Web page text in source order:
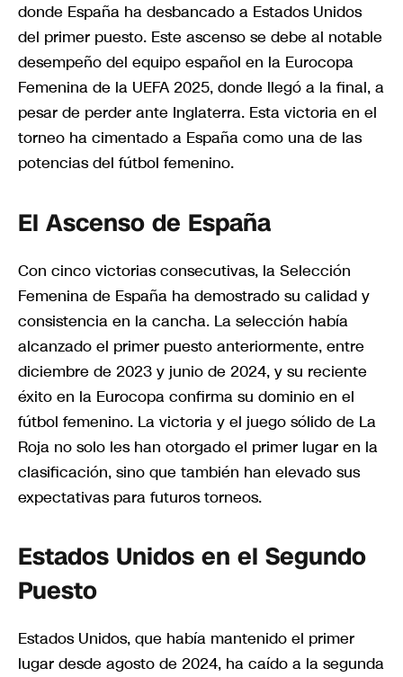
donde España ha desbancado a Estados Unidos
del primer puesto. Este ascenso se debe al notable
desempeño del equipo español en la Eurocopa
Femenina de la UEFA 2025, donde llegó a la final, a
pesar de perder ante Inglaterra. Esta victoria en el
torneo ha cimentado a España como una de las
potencias del fútbol femenino.
El Ascenso de España
Con cinco victorias consecutivas, la Selección
Femenina de España ha demostrado su calidad y
consistencia en la cancha. La selección había
alcanzado el primer puesto anteriormente, entre
diciembre de 2023 y junio de 2024, y su reciente
éxito en la Eurocopa confirma su dominio en el
fútbol femenino. La victoria y el juego sólido de La
Roja no solo les han otorgado el primer lugar en la
clasificación, sino que también han elevado sus
expectativas para futuros torneos.
Estados Unidos en el Segundo
Puesto
Estados Unidos, que había mantenido el primer
lugar desde agosto de 2024, ha caído a la segunda